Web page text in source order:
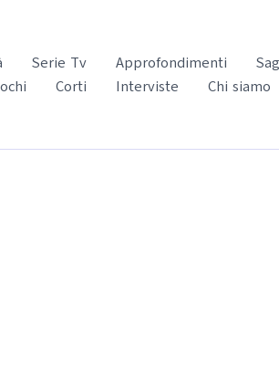
Serie Tv Approfondimenti
Corti Interviste Chi siamo